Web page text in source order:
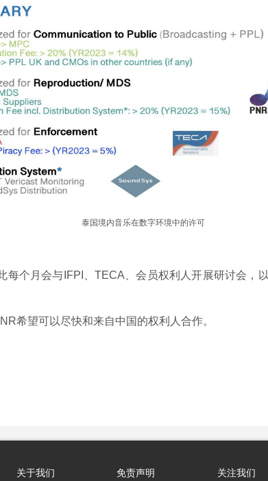
泰国境内音乐在数字环境中的许可
每个月会与IFPI、TECA、会员权利人开展研讨会，
希望可以尽快和来自中国的权利人合作。
关于我们 免责声明 关注我们